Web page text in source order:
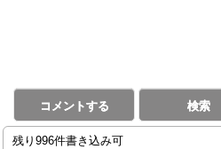
コメントする 検索
残り996件書き込み可